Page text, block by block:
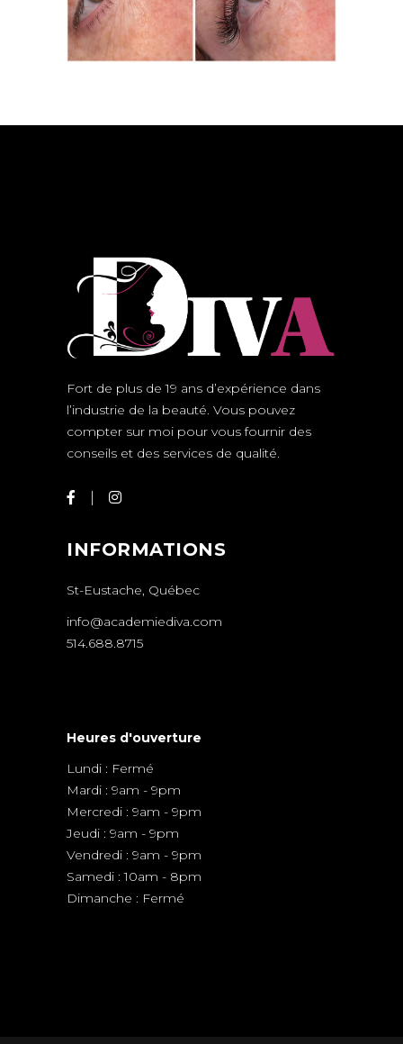
Fort de plus de 19 ans d’expérience dans
l’industrie de la beauté. Vous pouvez
compter sur moi pour vous fournir des
conseils et des services de qualité.
INFORMATIONS
St-Eustache, Québec
info@academiediva.com
514.688.8715
Heures d'ouverture
Lundi : Fermé
Mardi : 9am - 9pm
Mercredi : 9am - 9pm
Jeudi : 9am - 9pm
Vendredi : 9am - 9pm
Samedi : 10am - 8pm
Dimanche : Fermé